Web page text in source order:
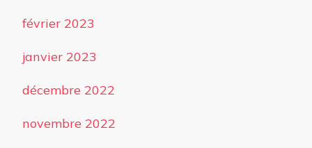
février 2023
janvier 2023
décembre 2022
novembre 2022